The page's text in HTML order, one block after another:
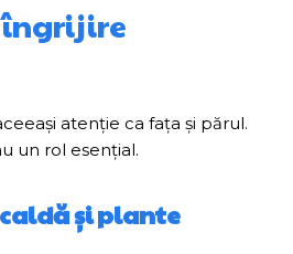
îngrijire
atenție ca fața și părul.
un rol esențial.
și plante